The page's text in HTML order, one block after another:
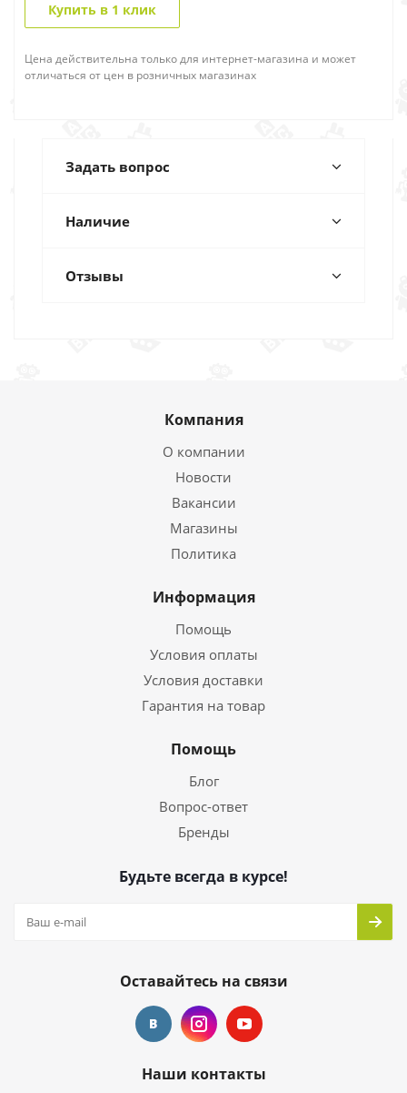
Купить в 1 клик
Цена действительна только для интернет-магазина и может
отличаться от цен в розничных магазинах
Задать вопрос
Наличие
Отзывы
Компания
О компании
Новости
Вакансии
Магазины
Политика
Информация
Помощь
Условия оплаты
Условия доставки
Гарантия на товар
Помощь
Блог
Вопрос-ответ
Бренды
Будьте всегда в курсе!
Оставайтесь на связи
Наши контакты